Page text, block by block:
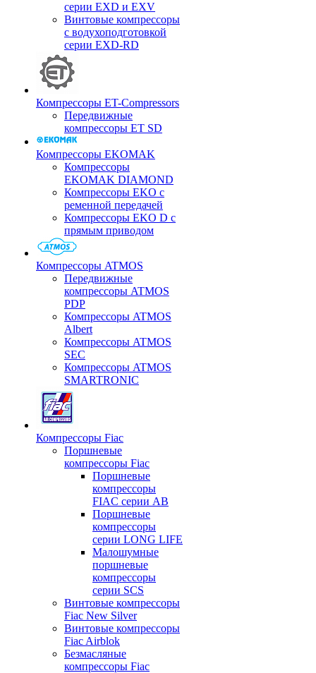
серии EXD и EXV
Винтовые компрессоры
с водухоподготовкой
серии EXD-RD
Компрессоры ET-Compressors
Передвижные
компрессоры ET SD
Компрессоры EKOMAK
Компрессоры
EKOMAK DIAMOND
Компрессоры EKO c
ременной передачей
Компрессоры EKO D с
прямым приводом
Компрессоры ATMOS
Передвижные
компрессоры ATMOS
PDP
Компрессоры ATMOS
Albert
Компрессоры ATMOS
SEC
Компрессоры ATMOS
SMARTRONIC
Компрессоры Fiac
Поршневые
компрессоры Fiac
Поршневые
компрессоры
FIAC серии AB
Поршневые
компрессоры
серии LONG LIFE
Малошумные
поршневые
компрессоры
серии SCS
Винтовые компрессоры
Fiac New Silver
Винтовые компрессоры
Fiac Airblok
Безмасляные
компрессоры Fiac